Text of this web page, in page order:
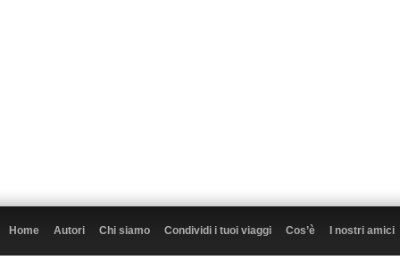
Home Autori Chi siamo Condividi i tuoi viaggi Cos’è I nostri amici